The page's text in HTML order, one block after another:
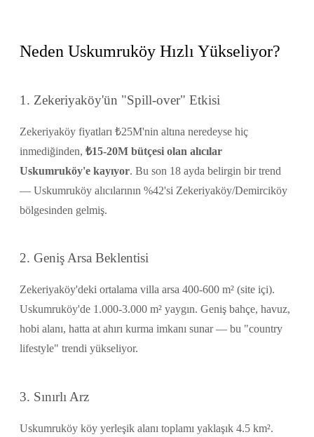
Neden Uskumruköy Hızlı Yükseliyor?
1. Zekeriyaköy'ün "Spill-over" Etkisi
Zekeriyaköy fiyatları ₺25M'nin altına neredeyse hiç
inmediğinden, ₺15-20M bütçesi olan alıcılar
Uskumruköy'e kayıyor. Bu son 18 ayda belirgin bir trend
— Uskumruköy alıcılarının %42'si Zekeriyaköy/Demirciköy
bölgesinden gelmiş.
2. Geniş Arsa Beklentisi
Zekeriyaköy'deki ortalama villa arsa 400-600 m² (site içi).
Uskumruköy'de 1.000-3.000 m² yaygın. Geniş bahçe, havuz,
hobi alanı, hatta at ahırı kurma imkanı sunar — bu "country
lifestyle" trendi yükseliyor.
3. Sınırlı Arz
Uskumruköy köy yerleşik alanı toplamı yaklaşık 4.5 km².